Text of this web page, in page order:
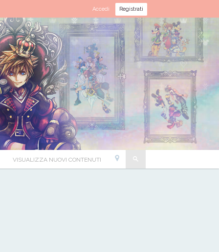
Accedi Registrati
VISUALIZZA NUOVI CONTENUTI